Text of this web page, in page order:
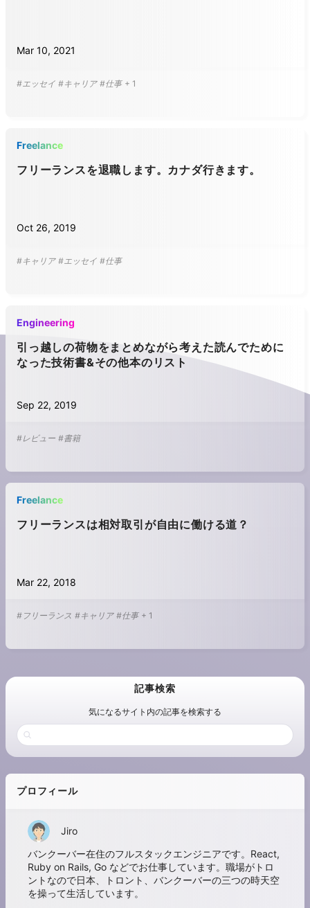
Mar 10, 2021
#エッセイ #キャリア #仕事 + 1
Freelance
フリーランスを退職します。カナダ行きます。
Oct 26, 2019
#キャリア #エッセイ #仕事
Engineering
引っ越しの荷物をまとめながら考えた読んでために
なった技術書&その他本のリスト
Sep 22, 2019
#レビュー #書籍
Freelance
フリーランスは相対取引が自由に働ける道？
Mar 22, 2018
#フリーランス #キャリア #仕事 + 1
記事検索
気になるサイト内の記事を検索する
プロフィール
Jiro
バンクーバー在住のフルスタックエンジニアです。React,
Ruby on Rails, Go などでお仕事しています。職場がトロ
ントなので日本、トロント、バンクーバーの三つの時天空
を操って生活しています。